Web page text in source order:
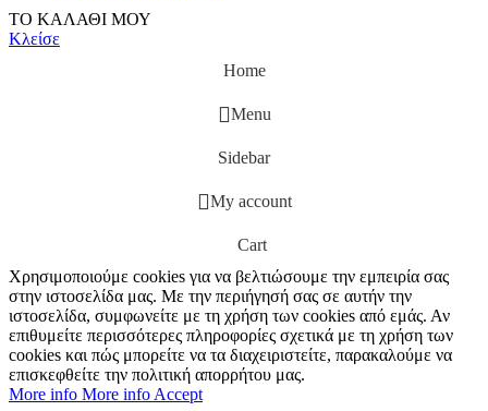
ΤΟ ΚΑΛΑΘΙ ΜΟΥ
Κλείσε
Home
Menu
Sidebar
My account
Cart
Χρησιμοποιούμε cookies για να βελτιώσουμε την εμπειρία σας
στην ιστοσελίδα μας. Με την περιήγησή σας σε αυτήν την
ιστοσελίδα, συμφωνείτε με τη χρήση των cookies από εμάς. Αν
επιθυμείτε περισσότερες πληροφορίες σχετικά με τη χρήση των
cookies και πώς μπορείτε να τα διαχειριστείτε, παρακαλούμε να
επισκεφθείτε την πολιτική απορρήτου μας.
More info More info Accept